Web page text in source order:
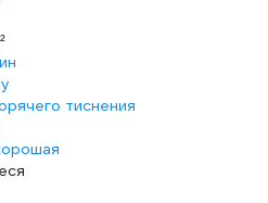
тиснения